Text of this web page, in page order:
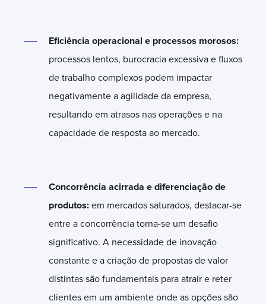
Eficiência operacional e processos morosos:
processos lentos, burocracia excessiva e fluxos
de trabalho complexos podem impactar
negativamente a agilidade da empresa,
resultando em atrasos nas operações e na
capacidade de resposta ao mercado.
Concorrência acirrada e diferenciação de
produtos: em mercados saturados, destacar-se
entre a concorrência torna-se um desafio
significativo. A necessidade de inovação
constante e a criação de propostas de valor
distintas são fundamentais para atrair e reter
clientes em um ambiente onde as opções são